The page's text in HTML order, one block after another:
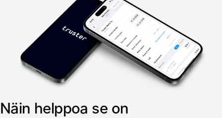
Näin helppoa se on